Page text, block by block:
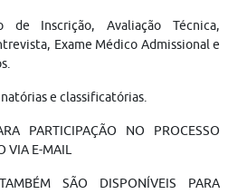
de Inscrição, Avaliação Técnica,
Exame Médico Admissional e
e classificatórias.
PARTICIPAÇÃO NO PROCESSO
VIA E-MAIL
SÃO DISPONÍVEIS PARA